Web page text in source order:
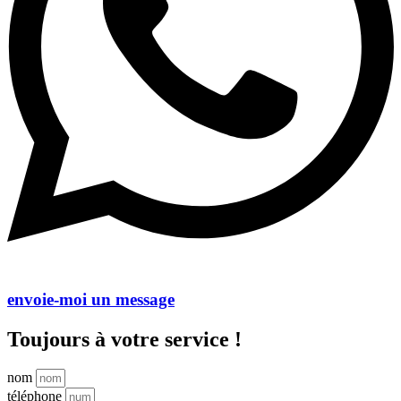
envoie-moi un message
Toujours à votre service !
nom
téléphone